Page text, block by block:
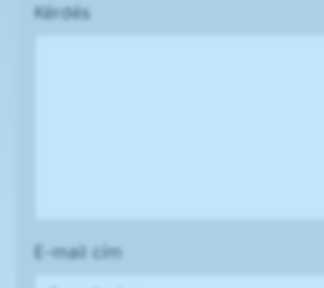
Kérdés
E-mail cím